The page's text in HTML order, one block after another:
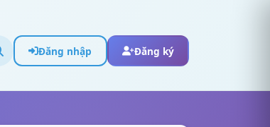
Đăng nhập Đăng ký